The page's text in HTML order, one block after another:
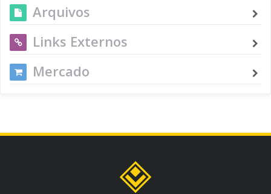
Arquivos
Links Externos
Mercado